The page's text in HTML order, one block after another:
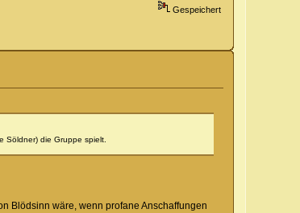
Gespeichert
Söldner) die Gruppe spielt.
Blödsinn wäre, wenn profane Anschaffungen